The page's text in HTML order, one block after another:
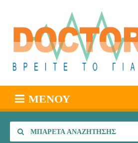
ΜΕΝΟΎ
ΜΠΑΡΈΤΑ ΑΝΑΖΉΤΗΣΗΣ